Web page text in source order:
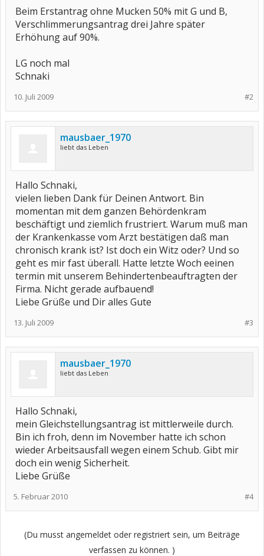
Beim Erstantrag ohne Mucken 50% mit G und B,
Verschlimmerungsantrag drei Jahre später
Erhöhung auf 90%.
LG noch mal
Schnaki
#2
10. Juli 2009
mausbaer_1970
liebt das Leben
Hallo Schnaki,
vielen lieben Dank für Deinen Antwort. Bin
momentan mit dem ganzen Behördenkram
beschäftigt und ziemlich frustriert. Warum muß man
der Krankenkasse vom Arzt bestätigen daß man
chronisch krank ist? Ist doch ein Witz oder? Und so
geht es mir fast überall. Hatte letzte Woch eeinen
termin mit unserem Behindertenbeauftragten der
Firma. Nicht gerade aufbauend!
Liebe Grüße und Dir alles Gute
#3
13. Juli 2009
mausbaer_1970
liebt das Leben
Hallo Schnaki,
mein Gleichstellungsantrag ist mittlerweile durch.
Bin ich froh, denn im November hatte ich schon
wieder Arbeitsausfall wegen einem Schub. Gibt mir
doch ein wenig Sicherheit.
Liebe Grüße
#4
5. Februar 2010
(Du musst angemeldet oder registriert sein, um Beiträge
verfassen zu können. )